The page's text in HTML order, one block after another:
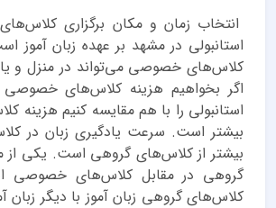
انتخاب زمان و مکان برگزاری
استانبولی در مشهد بر عهده زبان آموز
کلاس‌های خصوصی می‌تواند در منزل و یا
اگر بخواهیم هزینه کلاس‌های
استانبولی را با هم مقایسه کنیم
بیشتر است. سرعت یادگیری زبان در
بیشتر از کلاس‌های گروهی است. یکی از
گروهی در مقابل کلاس‌های خصوصی
کلاس‌های گروهی زبان آموز با دیگر زبان